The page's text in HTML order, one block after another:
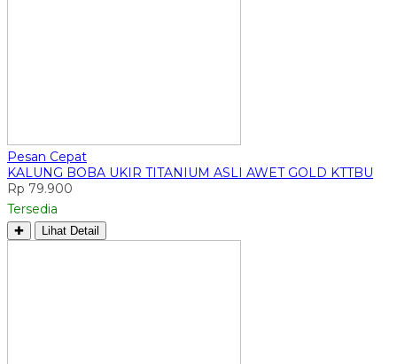
Pesan Cepat
KALUNG BOBA UKIR TITANIUM ASLI AWET GOLD KTTBU
Rp 79.900
Tersedia
✚ Lihat Detail